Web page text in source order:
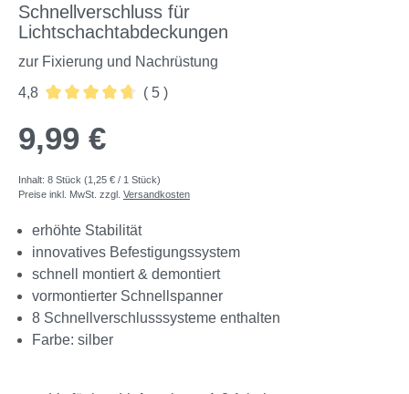
Schnellverschluss für
Lichtschachtabdeckungen
zur Fixierung und Nachrüstung
4,8
( 5 )
9,99 €
Inhalt: 8 Stück (1,25 € / 1 Stück)
Preise inkl. MwSt. zzgl. Versandkosten
erhöhte Stabilität
innovatives Befestigungssystem
schnell montiert & demontiert
vormontierter Schnellspanner
8 Schnellverschlusssysteme enthalten
Farbe: silber